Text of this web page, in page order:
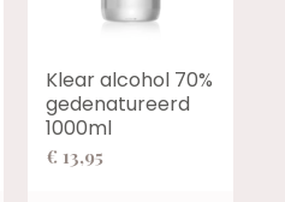
Klear alcohol 70%
gedenatureerd
1000ml
€ 13,95